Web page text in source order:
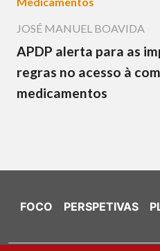
JOSÉ MANUEL BOAVIDA
APDP alerta para as
regras no acesso à
medicamentos
FOCO PERSPETIVAS